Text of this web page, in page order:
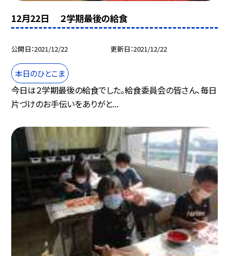
12月22日 ２学期最後の給食
公開日 2021/12/22 更新日 2021/12/22
本日のひとこま
今日は２学期最後の給食でした。給食委員会の皆さん、毎日
片づけのお手伝いをありがと...